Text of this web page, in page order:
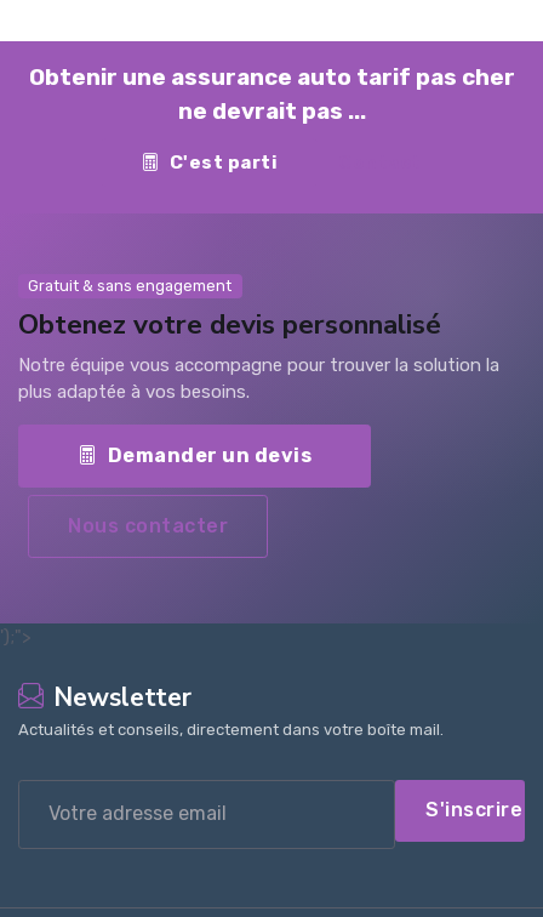
Obtenir une assurance auto tarif pas cher
ne devrait pas ...
C'est parti
Gratuit & sans engagement
Obtenez votre devis personnalisé
Notre équipe vous accompagne pour trouver la solution la
plus adaptée à vos besoins.
Demander un devis
Nous contacter
');">
Newsletter
Actualités et conseils, directement dans votre boîte mail.
S'inscrire